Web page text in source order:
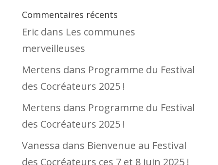
Commentaires récents
Ericdans Les communes
merveilleuses
Mertens dans Programme du Festival
des Cocréateurs 2025 !
Mertens dans Programme du Festival
des Cocréateurs 2025 !
Vanessa dans Bienvenue au Festival
des Cocréateurs ces 7 et 8 juin 2025 !